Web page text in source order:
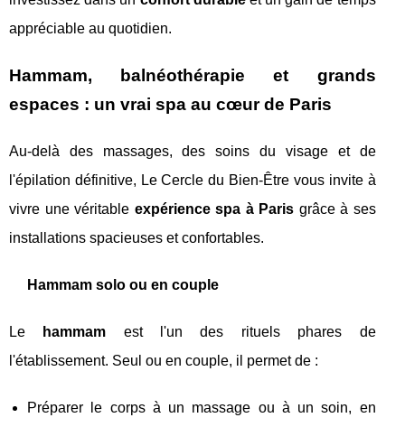
appréciable au quotidien.
Hammam, balnéothérapie et grands
espaces : un vrai spa au cœur de Paris
Au-delà des massages, des soins du visage et de
l'épilation définitive, Le Cercle du Bien-Être vous invite à
vivre une véritable expérience spa à Paris grâce à ses
installations spacieuses et confortables.
Hammam solo ou en couple
Le hammam est l'un des rituels phares de
l'établissement. Seul ou en couple, il permet de :
Préparer le corps à un massage ou à un soin, en